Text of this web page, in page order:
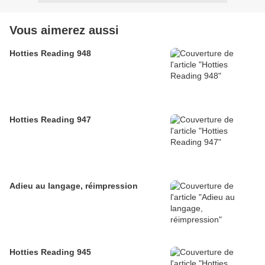
Vous aimerez aussi
Hotties Reading 948
Hotties Reading 947
Adieu au langage, réimpression
Hotties Reading 945